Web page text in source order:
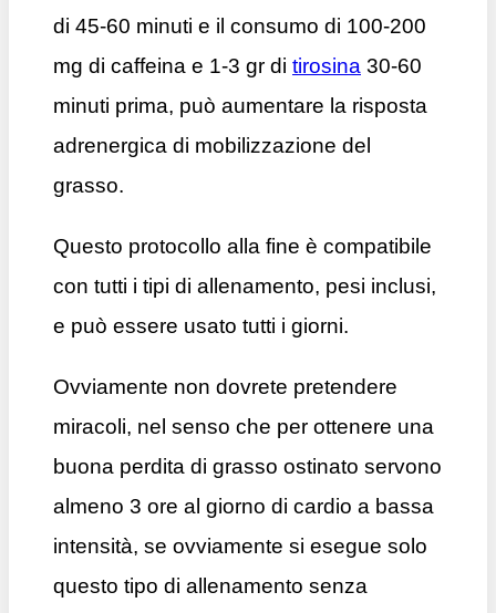
di 45-60 minuti e il consumo di 100-200
mg di caffeina e 1-3 gr di tirosina 30-60
minuti prima, può aumentare la risposta
adrenergica di mobilizzazione del
grasso.
Questo protocollo alla fine è compatibile
con tutti i tipi di allenamento, pesi inclusi,
e può essere usato tutti i giorni.
Ovviamente non dovrete pretendere
miracoli, nel senso che per ottenere una
buona perdita di grasso ostinato servono
almeno 3 ore al giorno di cardio a bassa
intensità, se ovviamente si esegue solo
questo tipo di allenamento senza